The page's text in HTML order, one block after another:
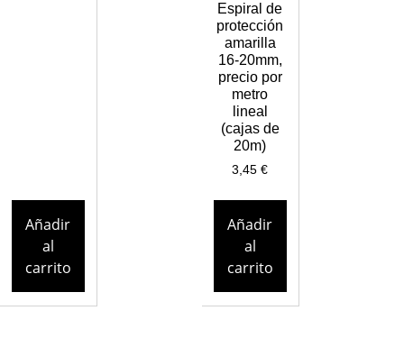
Añadir
al
carrito
Espiral de
protección
amarilla
16-20mm,
precio por
metro
lineal
(cajas de
20m)
3,45€
Añadir
al
carrito